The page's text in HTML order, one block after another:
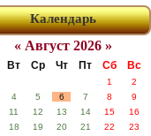
Календарь
« Август 2026 »
Вт Ср Чт Пт Сб Вс
1
2
4 5 6 7 8
9
11 12 13 14 15
16
18 19 20 21 22
23